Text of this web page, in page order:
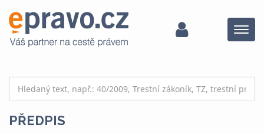
Menu
PŘEDPIS